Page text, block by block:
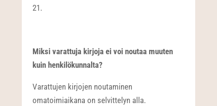
21.
Miksi varattuja kirjoja ei voi noutaa muuten
kuin henkilökunnalta?
Varattujen kirjojen noutaminen
omatoimiaikana on selvittelyn alla.